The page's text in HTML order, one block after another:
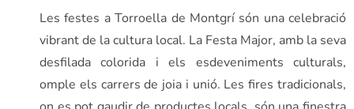
Les festes a Torroella de Montgrí són una celebració
vibrant de la cultura local. La Festa Major, amb la seva
desfilada colorida i els esdeveniments culturals,
omple els carrers de joia i unió. Les fires tradicionals,